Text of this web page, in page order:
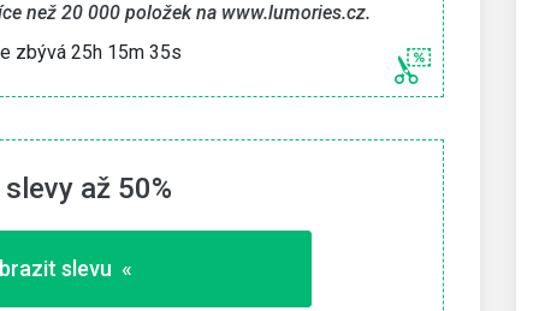
než 20 000 položek na www.lumories.cz.
zbývá 25h 15m 34s
až 50%
slevu «